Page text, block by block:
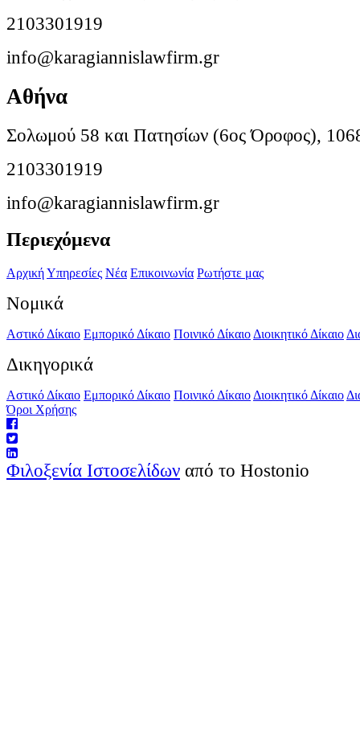
2103301919
info@karagiannislawfirm.gr
Αθήνα
Σολωμού 58 και Πατησίων (6ος Όροφος),
2103301919
info@karagiannislawfirm.gr
Περιεχόμενα
ΑρχικήΥπηρεσίες Νέα Επικοινωνία Ρωτήστε μας
Νομικά
Αστικό Δίκαιο Εμπορικό Δίκαιο Ποινικό Δίκαιο Διοικητικό Δίκαιο
Δικηγορικά
Αστικό Δίκαιο Εμπορικό Δίκαιο Ποινικό Δίκαιο Διοικητικό Δίκαιο
Όροι Χρήσης
Φιλοξενία Ιστοσελίδων από το Hostonio